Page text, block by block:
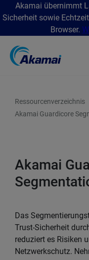
Akamai übernimmt
Sicherheit sowie
Browser.
Ressourcenverzeichnis
Akamai Guardicore
Akamai
Das
Trust-Sicherheit
reduziert es Risiken
Netzwerkschutz.